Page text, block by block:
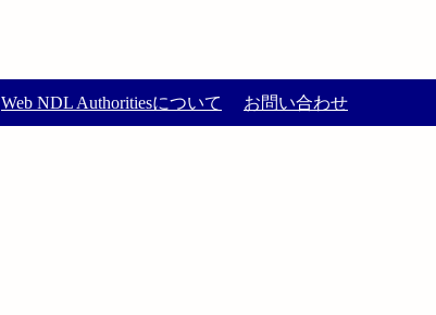
Web NDL Authoritiesについて お問い合わせ